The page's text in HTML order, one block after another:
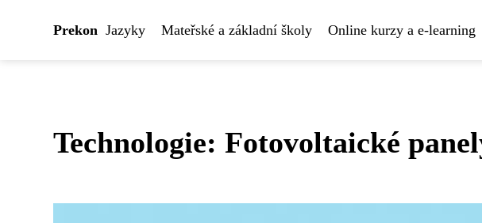
Prekon Jazyky Mateřské a základní školy Online kurzy a e-learning
Technologie: Fotovoltaické